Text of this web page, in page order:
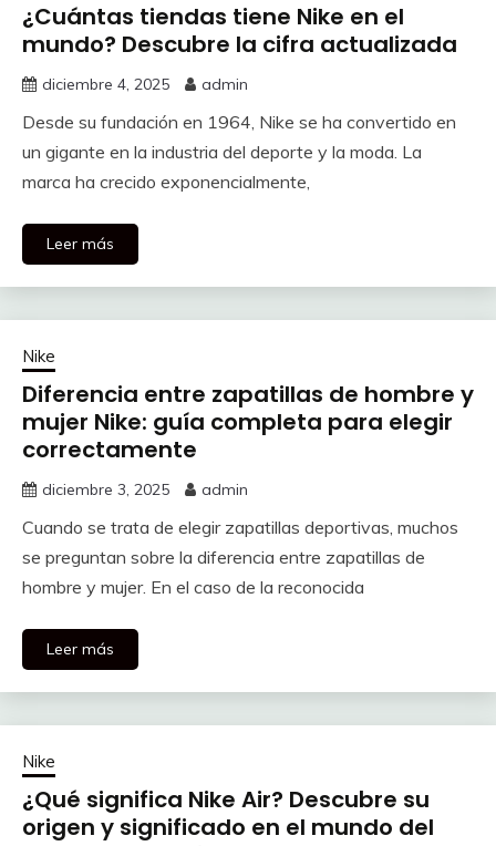
¿Cuántas tiendas tiene Nike en el
mundo? Descubre la cifra actualizada
diciembre 4, 2025 admin
Desde su fundación en 1964, Nike se ha convertido en
un gigante en la industria del deporte y la moda. La
marca ha crecido exponencialmente,
Leer más
Nike
Diferencia entre zapatillas de hombre y
mujer Nike: guía completa para elegir
correctamente
diciembre 3, 2025 admin
Cuando se trata de elegir zapatillas deportivas, muchos
se preguntan sobre la diferencia entre zapatillas de
hombre y mujer. En el caso de la reconocida
Leer más
Nike
¿Qué significa Nike Air? Descubre su
origen y significado en el mundo del